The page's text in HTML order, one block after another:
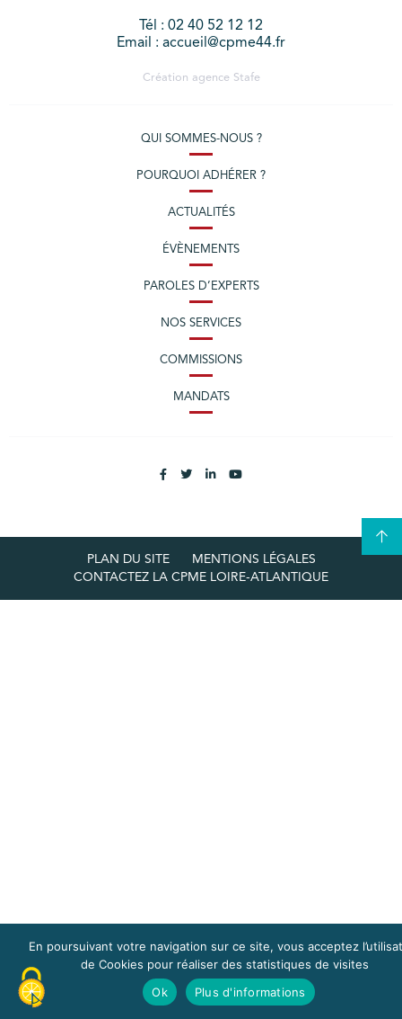
Tél : 02 40 52 12 12
Email : accueil@cpme44.fr
Création agence Stafe
QUI SOMMES-NOUS ?
POURQUOI ADHÉRER ?
ACTUALITÉS
ÉVÈNEMENTS
PAROLES D’EXPERTS
NOS SERVICES
COMMISSIONS
MANDATS
PLAN DU SITE
MENTIONS LÉGALES
CONTACTEZ LA CPME LOIRE-ATLANTIQUE
En poursuivant votre navigation sur ce site, vous acceptez
de Cookies pour réaliser des statistiques de visites
Ok
Plus d'informations